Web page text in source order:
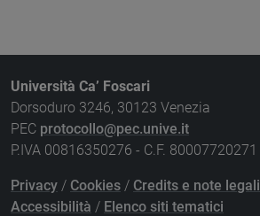
Università Ca’ Foscari
Dorsoduro 3246, 30123 Venezia
PEC protocollo@pec.unive.it
P.IVA 00816350276 - C.F. 80007720271
Privacy / Cookies / Credits e note legali
Accessibilità / Elenco siti tematici